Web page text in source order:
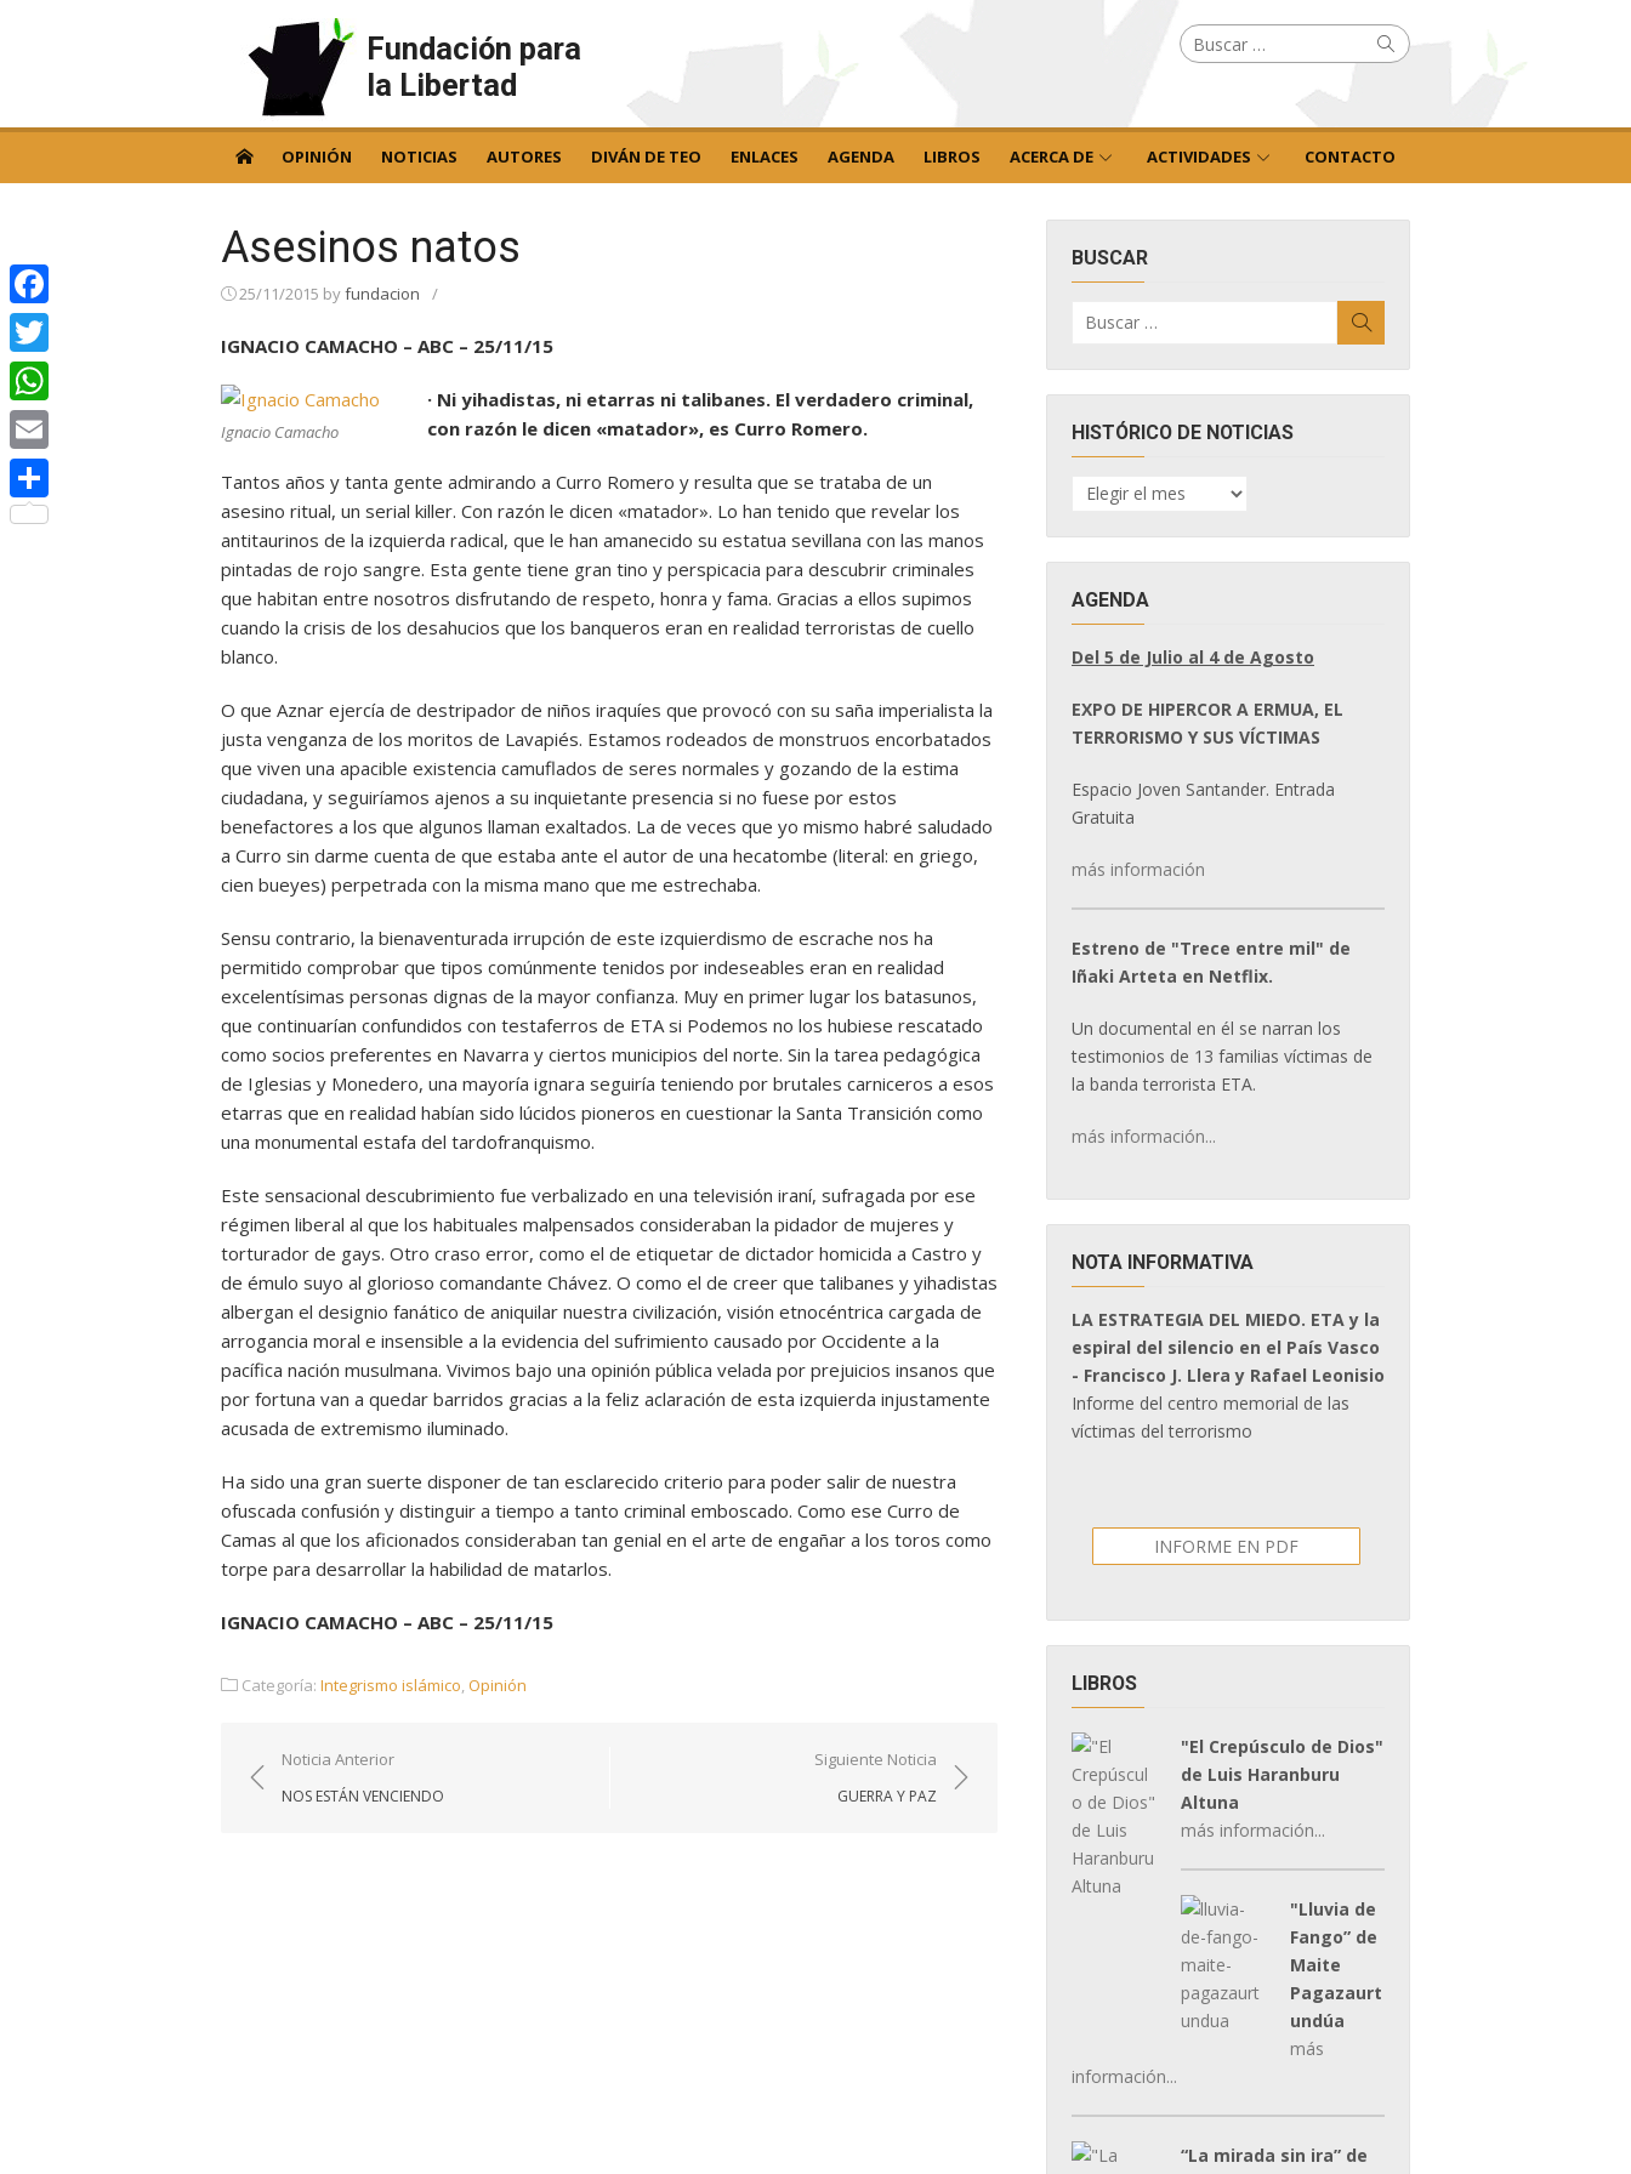
Fundación para
la Libertad
Buscar
por: Buscar
OPINIÓN NOTICIAS AUTORES DIVÁN DE TEO ENLACES AGENDA LIBROS ACERCA DE ACTIVIDADES CONTACTO
Asesinos natos
25/11/2015 byfundacion /
IGNACIO CAMACHO – ABC – 25/11/15
Ignacio Camacho
· Ni yihadistas, ni etarras ni talibanes. El verdadero criminal,
con razón le dicen «matador», es Curro Romero.
Tantos años y tanta gente admirando a Curro Romero y resulta que se trataba de un
asesino ritual, un serial killer. Con razón le dicen «matador». Lo han tenido que revelar los
antitaurinos de la izquierda radical, que le han amanecido su estatua sevillana con las manos
pintadas de rojo sangre. Esta gente tiene gran tino y perspicacia para descubrir criminales
que habitan entre nosotros disfrutando de respeto, honra y fama. Gracias a ellos supimos
cuando la crisis de los desahucios que los banqueros eran en realidad terroristas de cuello
blanco.
O que Aznar ejercía de destripador de niños iraquíes que provocó con su saña imperialista la
justa venganza de los moritos de Lavapiés. Estamos rodeados de monstruos encorbatados
que viven una apacible existencia camuflados de seres normales y gozando de la estima
ciudadana, y seguiríamos ajenos a su inquietante presencia si no fuese por estos
benefactores a los que algunos llaman exaltados. La de veces que yo mismo habré saludado
a Curro sin darme cuenta de que estaba ante el autor de una hecatombe (literal: en griego,
cien bueyes) perpetrada con la misma mano que me estrechaba.
Sensu contrario, la bienaventurada irrupción de este izquierdismo de escrache nos ha
permitido comprobar que tipos comúnmente tenidos por indeseables eran en realidad
excelentísimas personas dignas de la mayor confianza. Muy en primer lugar los batasunos,
que continuarían confundidos con testaferros de ETA si Podemos no los hubiese rescatado
como socios preferentes en Navarra y ciertos municipios del norte. Sin la tarea pedagógica
de Iglesias y Monedero, una mayoría ignara seguiría teniendo por brutales carniceros a esos
etarras que en realidad habían sido lúcidos pioneros en cuestionar la Santa Transición como
una monumental estafa del tardofranquismo.
Este sensacional descubrimiento fue verbalizado en una televisión iraní, sufragada por ese
régimen liberal al que los habituales malpensados consideraban la pidador de mujeres y
torturador de gays. Otro craso error, como el de etiquetar de dictador homicida a Castro y
de émulo suyo al glorioso comandante Chávez. O como el de creer que talibanes y yihadistas
albergan el designio fanático de aniquilar nuestra civilización, visión etnocéntrica cargada de
arrogancia moral e insensible a la evidencia del sufrimiento causado por Occidente a la
pacífica nación musulmana. Vivimos bajo una opinión pública velada por prejuicios insanos que
por fortuna van a quedar barridos gracias a la feliz aclaración de esta izquierda injustamente
acusada de extremismo iluminado.
Ha sido una gran suerte disponer de tan esclarecido criterio para poder salir de nuestra
ofuscada confusión y distinguir a tiempo a tanto criminal emboscado. Como ese Curro de
Camas al que los aficionados consideraban tan genial en el arte de engañar a los toros como
torpe para desarrollar la habilidad de matarlos.
IGNACIO CAMACHO – ABC – 25/11/15
Categoría: Integrismo islámico,Opinión
Navegación
de
Noticia Anterior
NOS ESTÁN VENCIENDO
Siguiente Noticia
GUERRA Y PAZ
BUSCAR
por:
HISTÓRICO DE NOTICIAS
HISTÓRICO
DE
AGENDA
Del 5 de Julio al 4 de Agosto
EXPO DE HIPERCOR A ERMUA, EL
TERRORISMO Y SUS VÍCTIMAS
Espacio Joven Santander. Entrada
Gratuita
más información
Estreno de "Trece entre mil" de
Iñaki Arteta en Netflix.
Un documental en él se narran los
testimonios de 13 familias víctimas de
la banda terrorista ETA.
más información...
NOTA INFORMATIVA
LA ESTRATEGIA DEL MIEDO. ETA y la
espiral del silencio en el País Vasco
- Francisco J. Llera y Rafael Leonisio
Informe del centro memorial de las
víctimas del terrorismo
INFORME EN PDF
LIBROS
"El Crepúsculo de Dios"
de Luis Haranburu
Altuna
más información...
"Lluvia de
Fango” de
Maite
Pagazaurt
undúa
más
información...
“La mirada sin ira” de
Facebook
Twitter
WhatsApp
Email
Compartir